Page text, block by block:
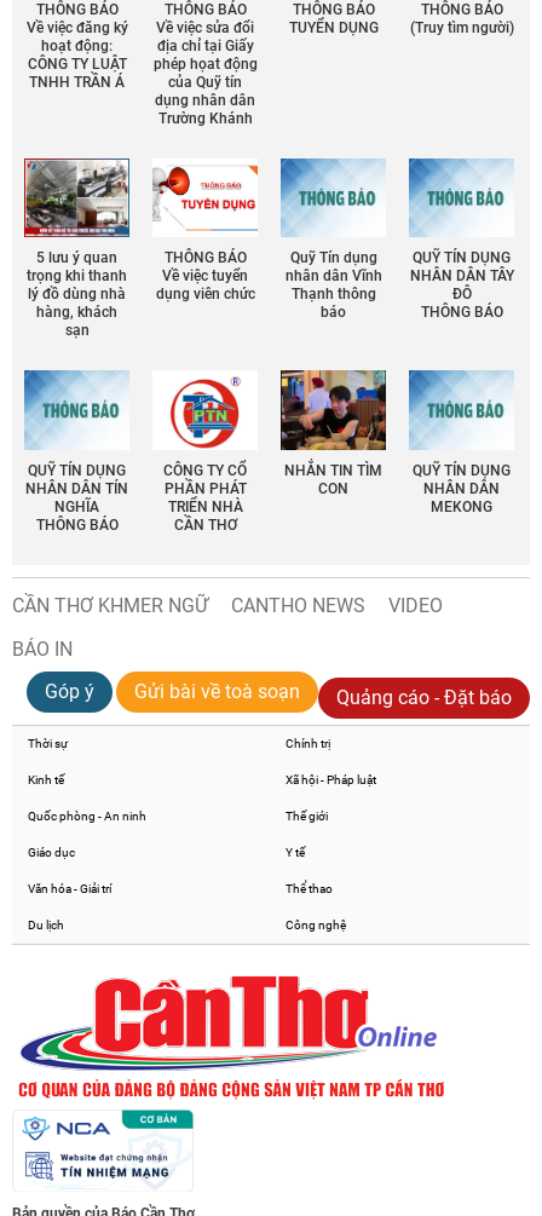
THÔNG BÁO
Về việc đăng ký
hoạt động:
CÔNG TY LUẬT
TNHH TRẦN Á
THÔNG BÁO
Về việc sửa đổi
địa chỉ tại Giấy
phép họat động
của Quỹ tín
dụng nhân dân
Trường Khánh
THÔNG BÁO
TUYỂN DỤNG
THÔNG BÁO
(Truy tìm người)
5 lưu ý quan
trọng khi thanh
lý đồ dùng nhà
hàng, khách
sạn
THÔNG BÁO
Về việc tuyển
dụng viên chức
Quỹ Tín dụng
nhân dân Vĩnh
Thạnh thông
báo
QUỸ TÍN DỤNG
NHÂN DÂN TÂY
ĐÔ
THÔNG BÁO
QUỸ TÍN DỤNG
NHÂN DÂN TÍN
NGHĨA
THÔNG BÁO
CÔNG TY CỔ
PHẦN PHÁT
TRIỂN NHÀ
CẦN THƠ
NHẮN TIN TÌM
CON
QUỸ TÍN DỤNG
NHÂN DÂN
MEKONG
CẦN THƠ KHMER NGỮ CANTHO NEWS
VIDEO
BÁO IN
Góp ý
Gửi bài về toà soạn Quảng cáo - Đặt báo
Thời sự Chính trị
Kinh tế Xã hội - Pháp luật
Quốc phòng - An ninh Thế giới
Giáo dục Y tế
Văn hóa - Giải trí Thể thao
Du lịch Công nghệ